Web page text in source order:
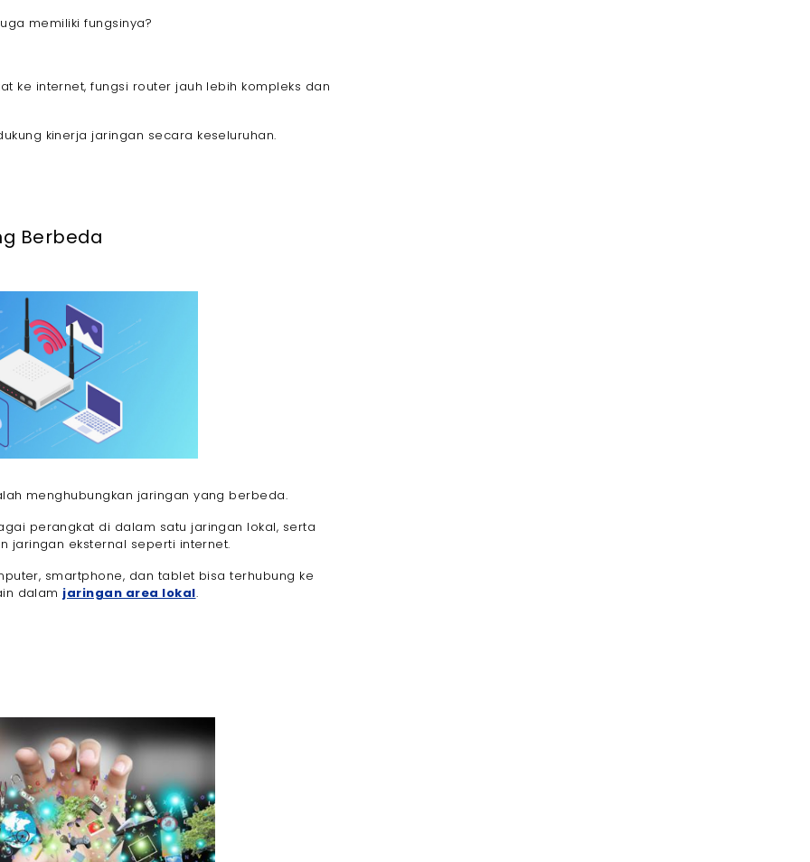
memiliki fungsinya?
ke internet, fungsi router jauh lebih kompleks dan
kinerja jaringan secara keseluruhan.
Berbeda
menghubungkan jaringan yang berbeda.
perangkat di dalam satu jaringan lokal, serta
jaringan eksternal seperti internet.
smartphone, dan tablet bisa terhubung ke
dalam jaringan area lokal.